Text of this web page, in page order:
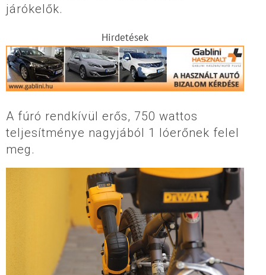
járókelők.
Hirdetések
A fúró rendkívül erős, 750 wattos
teljesítménye nagyjából 1 lóerőnek felel
meg.